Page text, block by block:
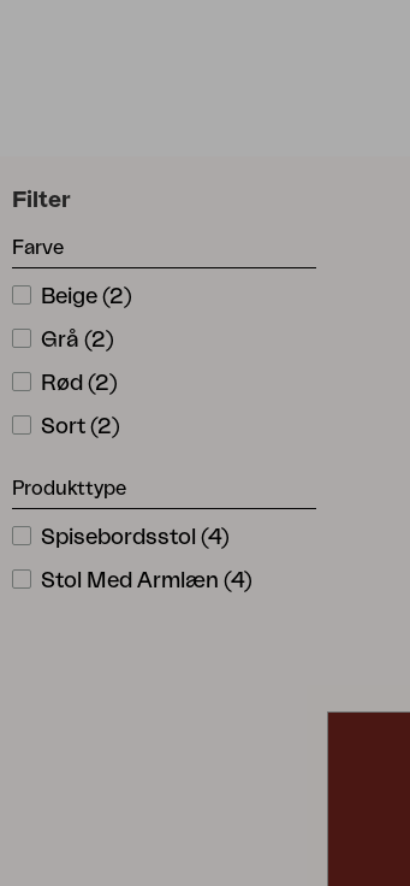
Filter
Farve
Beige (2)
Grå (2)
Rød (2)
Sort (2)
Produkttype
Spisebordsstol (4)
Stol Med Armlæn (4)